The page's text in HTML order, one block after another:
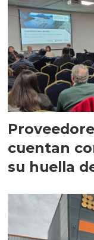
cuentan
su huella